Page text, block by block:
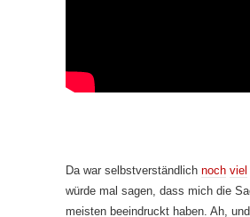
Da war selbstverständlich noch viel
würde mal sagen, dass mich die
meisten beeindruckt haben. Ah, und